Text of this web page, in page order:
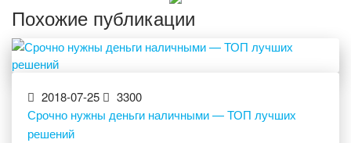
Похожие публикации
2018-07-25
3300
Срочно нужны деньги наличными — ТОП лучших
решений